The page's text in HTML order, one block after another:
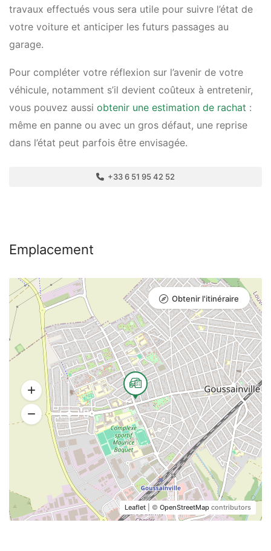
travaux effectués vous sera utile pour suivre l’état de
votre voiture et anticiper les futurs passages au
garage.
Pour compléter votre réflexion sur l’avenir de votre
véhicule, notamment s’il devient coûteux à entretenir,
vous pouvez aussi obtenir une estimation de rachat :
même en panne ou avec un gros défaut, une reprise
dans l’état peut parfois être envisagée.
+33 6 51 95 42 52
Emplacement
Leaflet | © OpenStreetMap contributors
Obtenir l'itinéraire